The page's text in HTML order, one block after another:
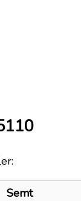
Semt